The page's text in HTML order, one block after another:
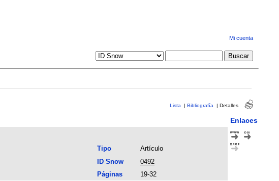
Mi cuenta
Lista | Bibliografía | Detalles
Enlaces
Tipo
Artículo
ID Snow
0492
Páginas
19-32